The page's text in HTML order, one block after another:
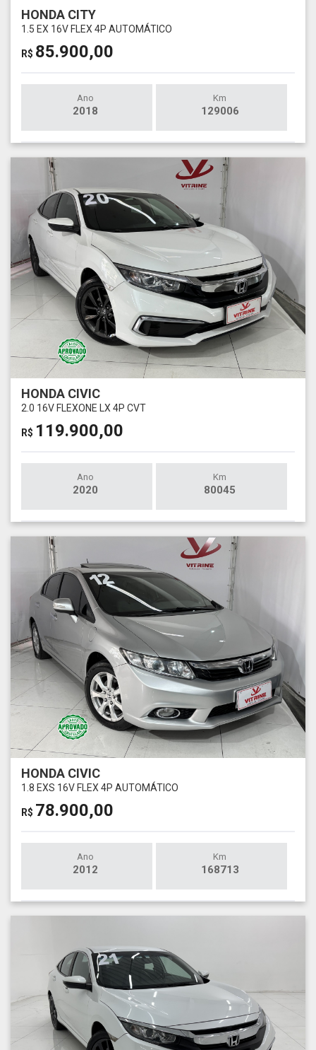
HONDA CITY
1.5 EX 16V FLEX 4P AUTOMÁTICO
R$ 85.900,00
Ano
2018
Km
129006
HONDA CIVIC
2.0 16V FLEXONE LX 4P CVT
R$ 119.900,00
Ano
2020
Km
80045
HONDA CIVIC
1.8 EXS 16V FLEX 4P AUTOMÁTICO
R$ 78.900,00
Ano
2012
Km
168713